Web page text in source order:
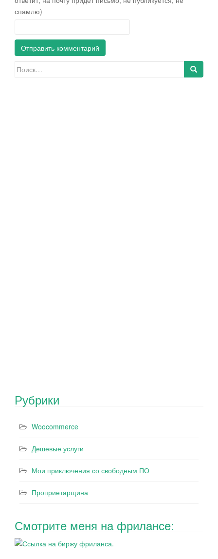
спамлю)
Искать:
Рубрики
Woocommerce
Дешевые услуги
Мои приключения со свободным ПО
Проприетарщина
Смотрите меня на фрилансе: